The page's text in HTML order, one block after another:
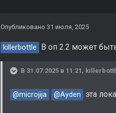
Опубликовано 31 июля, 2025
killerbottle В оп 2.2 может
В 31.07.2025 в 11:21,
@microjija @Ayden эта